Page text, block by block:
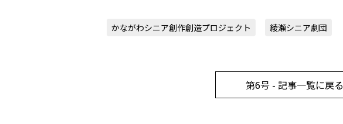
かながわシニア創作創造プロジェクト 綾瀬シニア劇団
第6号 - 記事一覧に戻る